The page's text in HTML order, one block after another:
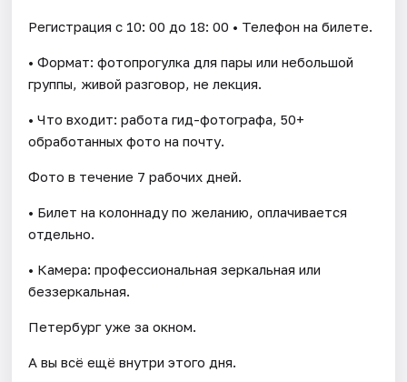
Регистрация с 10: 00 до 18: 00 • Телефон на билете.
• Формат: фотопрогулка для пары или небольшой
группы, живой разговор, не лекция.
• Что входит: работа гид-фотографа, 50+
обработанных фото на почту.
Фото в течение 7 рабочих дней.
• Билет на колоннаду по желанию, оплачивается
отдельно.
• Камера: профессиональная зеркальная или
беззеркальная.
Петербург уже за окном.
А вы всё ещё внутри этого дня.